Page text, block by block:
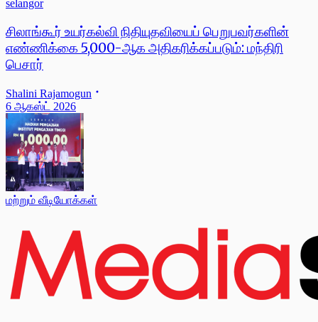
selangor
சிலாங்கூர் உயர்கல்வி நிதியுதவியைப் பெறுபவர்களின்
எண்ணிக்கை 5,000-ஆக அதிகரிக்கப்படும்: மந்திரி
பெசார்
Shalini Rajamogun
6 ஆகஸ்ட் 2026
மற்றும் வீடியோக்கள்